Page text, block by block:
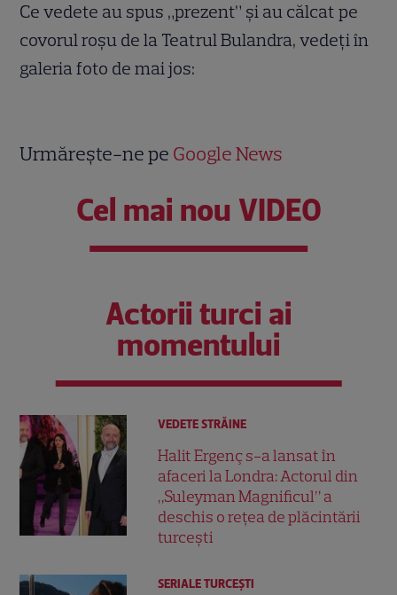
Ce vedete au spus „prezent” și au călcat pe
covorul roșu de la Teatrul Bulandra, vedeți în
galeria foto de mai jos:
Urmărește-ne pe Google News
Cel mai nou VIDEO
Actorii turci ai
momentului
VEDETE STRĂINE
Halit Ergenç s-a lansat în
afaceri la Londra: Actorul din
„Suleyman Magnificul” a
deschis o rețea de plăcintării
turcești
SERIALE TURCEŞTI